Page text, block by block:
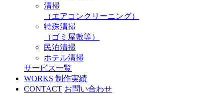
清掃
（エアコンクリーニング）
特殊清掃
（ゴミ屋敷等）
民泊清掃
ホテル清掃
サービス一覧
WORKS 制作実績
CONTACT お問い合わせ